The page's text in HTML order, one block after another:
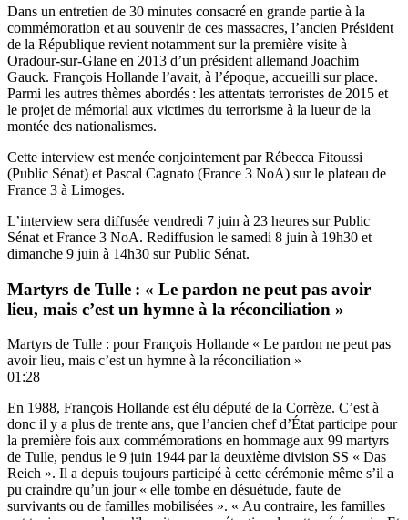
Dans un entretien de 30 minutes consacré en grande partie à la
commémoration et au souvenir de ces massacres, l’ancien Président
de la République revient notamment sur la première visite à
Oradour-sur-Glane en 2013 d’un président allemand Joachim
Gauck. François Hollande l’avait, à l’époque, accueilli sur place.
Parmi les autres thèmes abordés : les attentats terroristes de 2015 et
le projet de mémorial aux victimes du terrorisme à la lueur de la
montée des nationalismes.
Cette interview est menée conjointement par Rébecca Fitoussi
(Public Sénat) et Pascal Cagnato (France 3 NoA) sur le plateau de
France 3 à Limoges.
L’interview sera diffusée vendredi 7 juin à 23 heures sur Public
Sénat et France 3 NoA. Rediffusion le samedi 8 juin à 19h30 et
dimanche 9 juin à 14h30 sur Public Sénat.
Martyrs de Tulle : « Le pardon ne peut pas avoir
lieu, mais c’est un hymne à la réconciliation »
Martyrs de Tulle : pour François Hollande « Le pardon ne peut pas
avoir lieu, mais c’est un hymne à la réconciliation »
01:28
En 1988, François Hollande est élu député de la Corrèze. C’est à
donc il y a plus de trente ans, que l’ancien chef d’État participe pour
la première fois aux commémorations en hommage aux 99 martyrs
de Tulle, pendus le 9 juin 1944 par la deuxième division SS « Das
Reich ». Il a depuis toujours participé à cette cérémonie même s’il a
pu craindre qu’un jour « elle tombe en désuétude, faute de
survivants ou de familles mobilisées ». « Au contraire, les familles